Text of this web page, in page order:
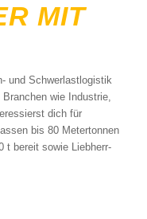
MIT
und Schwerlastlogistik
wie Industrie,
dich für
bis 80 Metertonnen
t bereit sowie Liebherr-